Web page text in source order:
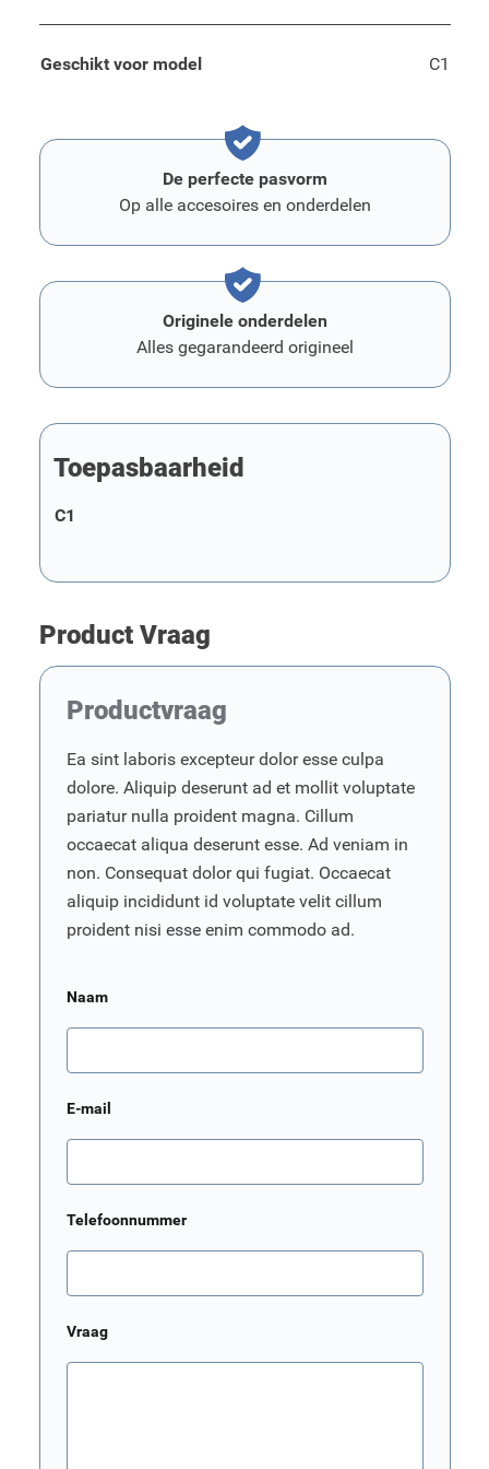
Geschikt voor model C1
De perfecte pasvorm
Op alle accesoires en onderdelen
Originele onderdelen
Alles gegarandeerd origineel
Toepasbaarheid
C1
Product Vraag
Productvraag
Ea sint laboris excepteur dolor esse culpa
dolore. Aliquip deserunt ad et mollit voluptate
pariatur nulla proident magna. Cillum
occaecat aliqua deserunt esse. Ad veniam in
non. Consequat dolor qui fugiat. Occaecat
aliquip incididunt id voluptate velit cillum
proident nisi esse enim commodo ad.
Naam
E-mail
Telefoonnummer
Vraag